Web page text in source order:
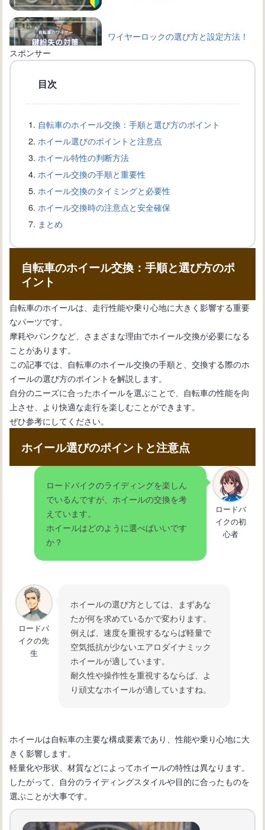
ワイヤーロックの選び方と設定方法！
順と必要道具を詳しく解説
自転車愛好家必見！ブレーキワイヤー
の選び方と交換方法を解説
自転車盗難から身を守る！ワイヤーロ
自転車の新しい変速機の取り付け方
術：変速機のワイヤー交換
自転車の内装変速機の仕組みとメンテ
ナンス方法を理解しよう
自転車の変速機が動かない：その原因
と解決法を紹介
自転車の変速機の使い方：基本操作と
自転車の変速機が故障：修理方法と必
自転車初心者必見！変速機の仕組みと
使い方を徹底解説
スポンサー
目次
自転車のホイール交換：手順と選び方のポイント
ホイール選びのポイントと注意点
ホイール特性の判断方法
ホイール交換の手順と重要性
ホイール交換のタイミングと必要性
ホイール交換時の注意点と安全確保
まとめ
自転車のホイール交換：手順と選び方のポ
イント
自転車のホイールは、走行性能や乗り心地に大きく影響する重要
なパーツです。
摩耗やパンクなど、さまざまな理由でホイール交換が必要になる
ことがあります。
この記事では、自転車のホイール交換の手順と、交換する際のホ
イールの選び方のポイントを解説します。
自分のニーズに合ったホイールを選ぶことで、自転車の性能を向
上させ、より快適な走行を楽しむことができます。
ぜひ参考にしてください。
ホイール選びのポイントと注意点
ロードバイクのライディングを楽しん
でいるんですが、ホイールの交換を考
えています。
ホイールはどのように選べばいいです
か？
ロードバ
イクの初
心者
ロードバ
イクの先
生
ホイールの選び方としては、まずあな
たが何を求めているかで変わります。
例えば、速度を重視するならば軽量で
空気抵抗が少ないエアロダイナミック
ホイールが適しています。
耐久性や操作性を重視するならば、よ
り頑丈なホイールが適していますね。
ホイールは自転車の主要な構成要素であり、性能や乗り心地に大
きく影響します。
軽量化や形状、材質などによってホイールの特性は異なります。
したがって、自分のライディングスタイルや目的に合ったものを
選ぶことが大事です。